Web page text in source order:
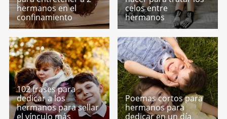
hermanos en el
confinamiento
celos entre
hermanos
102 frases para
dedicar a los
hermanos para sellar
el vínculo más
Poemas cortos para
hermanos para
dedicar en un día